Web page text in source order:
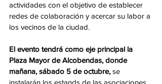
actividades con el objetivo de establecer
redes de colaboración y acercar su labor a
los vecinos de la ciudad.
El evento tendrá como eje principal la
Plaza Mayor de Alcobendas, donde
mañana, sábado 5 de octubre, se